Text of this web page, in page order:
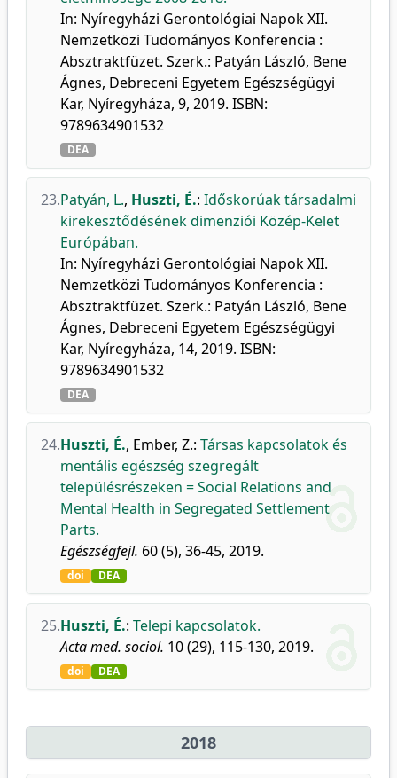
In: Nyíregyházi Gerontológiai Napok XII.
Nemzetközi Tudományos Konferencia :
Absztraktfüzet. Szerk.: Patyán László, Bene
Ágnes, Debreceni Egyetem Egészségügyi
Kar, Nyíregyháza, 9, 2019. ISBN:
9789634901532
DEA
23.Patyán, L., Huszti, É.: Időskorúak társadalmi
kirekesztődésének dimenziói Közép-Kelet
Európában.
In: Nyíregyházi Gerontológiai Napok XII.
Nemzetközi Tudományos Konferencia :
Absztraktfüzet. Szerk.: Patyán László, Bene
Ágnes, Debreceni Egyetem Egészségügyi
Kar, Nyíregyháza, 14, 2019. ISBN:
9789634901532
DEA
24.Huszti, É., Ember, Z.: Társas kapcsolatok és
mentális egészség szegregált
településrészeken = Social Relations and
Mental Health in Segregated Settlement
Parts.
Egészségfejl. 60 (5), 36-45, 2019.
doi DEA
25.Huszti, É.: Telepi kapcsolatok.
Acta med. sociol. 10 (29), 115-130, 2019.
doi DEA
2018